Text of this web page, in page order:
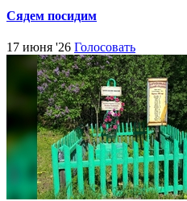
Сядем посидим
17 июня '26 Голосовать